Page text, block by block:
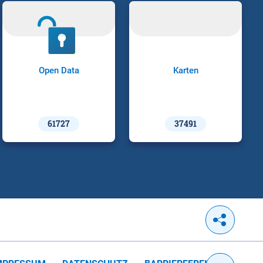
Open Data
61727
Karten
37491